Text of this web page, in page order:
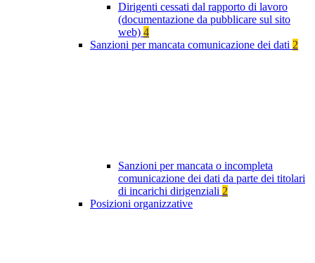
Dirigenti cessati dal rapporto di lavoro
(documentazione da pubblicare sul sito
web) 4
Sanzioni per mancata comunicazione dei dati 2
Sanzioni per mancata o incompleta
comunicazione dei dati da parte dei titolari
di incarichi dirigenziali 2
Posizioni organizzative